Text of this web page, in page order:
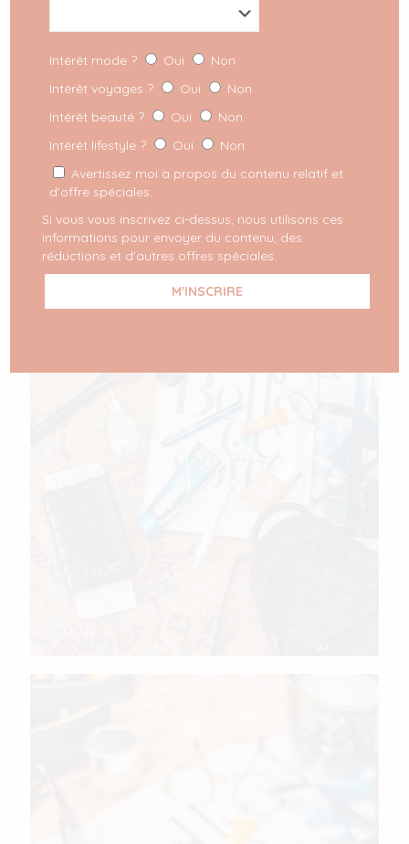
Intérêt mode ? Oui
Non
Intérêt voyages ?
Oui
Non
Intérêt beauté ?
Oui
Non
Intérêt lifestyle ?
Oui
Non
Avertissez moi à propos du contenu relatif et
d’offre spéciales.
Si vous vous inscrivez ci-dessus, nous utilisons ces
informations pour envoyer du contenu, des
réductions et d'autres offres spéciales.